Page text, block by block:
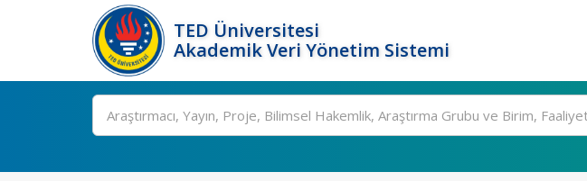
TED Üniversitesi
Akademik Veri Yönetim Sistemi
Ara